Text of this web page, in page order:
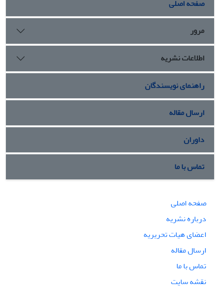
صفحه اصلی
مرور
اطلاعات نشریه
راهنمای نویسندگان
ارسال مقاله
داوران
تماس با ما
صفحه اصلی
درباره نشریه
اعضای هیات تحریریه
ارسال مقاله
تماس با ما
نقشه سایت